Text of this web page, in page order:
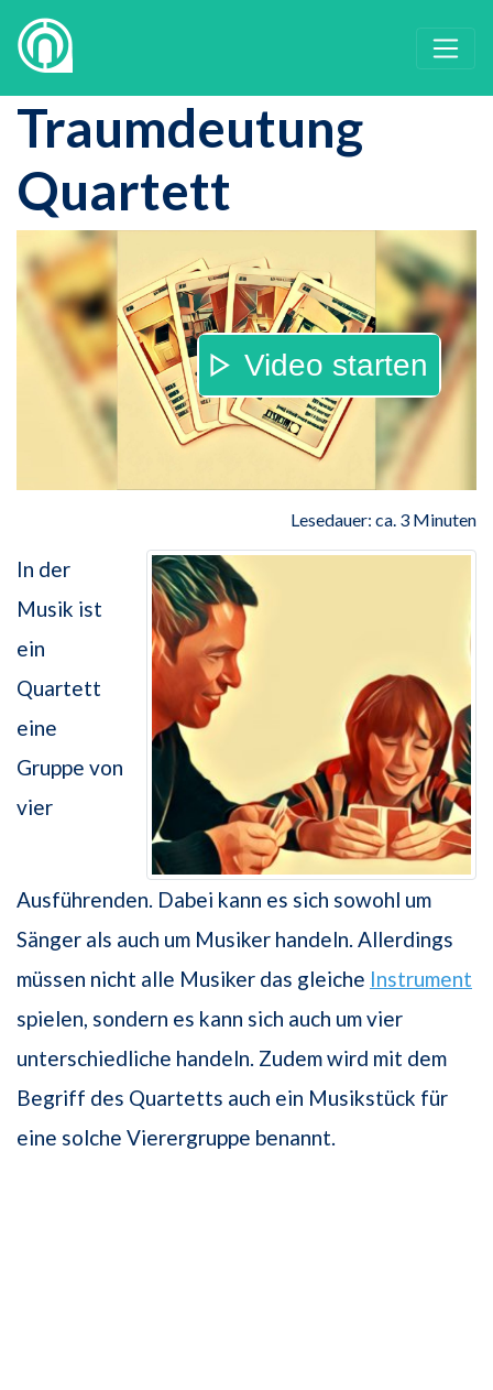
Traumdeutung
Quartett
Video starten
Lesedauer: ca. 3 Minuten
In der
Musik ist
ein
Quartett
eine
Gruppe von
vier
Ausführenden. Dabei kann es sich sowohl um
Sänger als auch um Musiker handeln. Allerdings
müssen nicht alle Musiker das gleiche Instrument
spielen, sondern es kann sich auch um vier
unterschiedliche handeln. Zudem wird mit dem
Begriff des Quartetts auch ein Musikstück für
eine solche Vierergruppe benannt.